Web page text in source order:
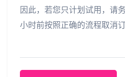
因此，若您只计划试用，请
小时前按照正确的流程取消订